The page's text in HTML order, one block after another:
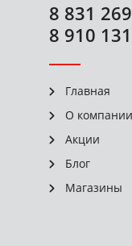
8 831
8 910
Главная
О компании
Акции
Блог
Магазины